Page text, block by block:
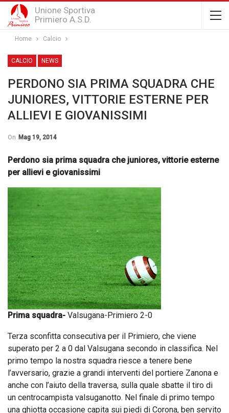
Unione Sportiva
Primiero A.S.D.
Home Calcio
CALCIO NEWS
PERDONO SIA PRIMA SQUADRA CHE
JUNIORES, VITTORIE ESTERNE PER
ALLIEVI E GIOVANISSIMI
On Mag 19, 2014
Perdono sia prima squadra che juniores, vittorie esterne
per allievi e giovanissimi
Prima squadra- Valsugana-Primiero 2-0
Terza sconfitta consecutiva per il Primiero, che viene
superato per 2 a 0 dal Valsugana secondo in classifica. Nel
primo tempo la nostra squadra riesce a tenere bene
l’avversario, grazie a grandi interventi del portiere Zanona e
anche con l’aiuto della traversa, sulla quale sbatte il tiro di
un centrocampista valsuganotto. Nel finale di primo tempo
una ghiotta occasione capita sui piedi di Corona, ben servito